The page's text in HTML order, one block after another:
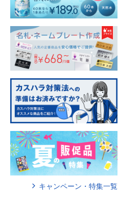
キャンペーン・特集一覧